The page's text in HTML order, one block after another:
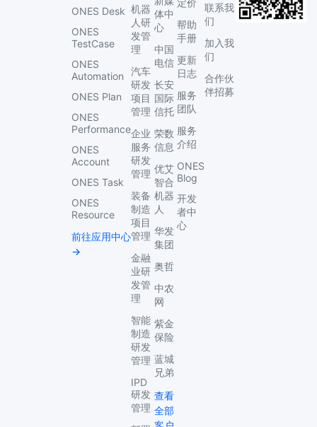
ONES Desk
ONES
TestCase
ONES
Automation
ONES Plan
ONES
Performance
ONES
Account
ONES Task
ONES
Resource
前往应用中心
→
机器
人研
发管
理
汽车
研发
项目
管理
企业
服务
研发
管理
装备
制造
项目
管理
金融
业研
发管
理
智能
制造
研发
管理
IPD
研发
管理
体中
心
中国
电信
长安
国际
信托
荣数
信息
优艾
智合
机器
人
华发
集团
奥哲
中农
网
紫金
保险
蓝城
兄弟
查看
全部
定价
帮助
手册
更新
日志
服务
团队
服务
介绍
ONES
Blog
开发
者中
心
联系我
们
加入我
们
合作伙
伴招募